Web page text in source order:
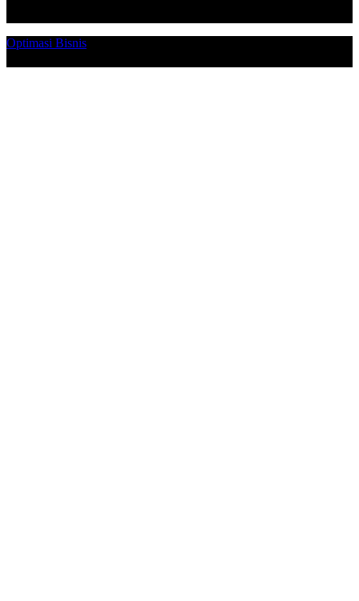
Optimasi Bisnis